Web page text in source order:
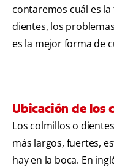
contaremos cuál es
dientes, los
es la mejor forma de
Ubicación de los
Los colmillos o
más largos, fuertes,
hay en la boca. En